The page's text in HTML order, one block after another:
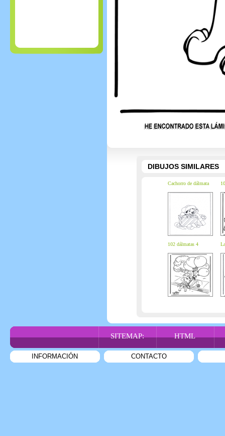
DIBUJOS SIMILARES
Cachorro de dálmata
102 dálmatas 4
SITEMAP: HTML
INFORMACIÓN CONTACTO